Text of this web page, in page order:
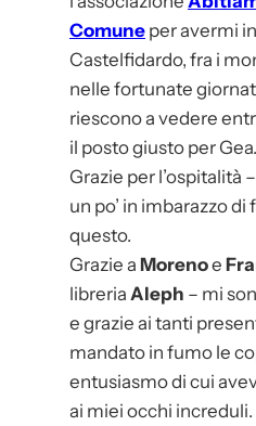
Comune per avermi
Castelfidardo, fra i
nelle fortunate
riescono a vedere
il posto giusto per Gea.
Grazie per l’ospitalità
un po’ in imbarazzo
questo.
Grazie a Morenoe
libreria Aleph – mi
e grazie ai tanti
mandato in fumo le
entusiasmo di cui
ai miei occhi increduli.